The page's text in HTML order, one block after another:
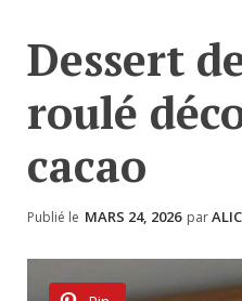
Dessert
roulé
cacao
Publié le MARS 24, 2026 par